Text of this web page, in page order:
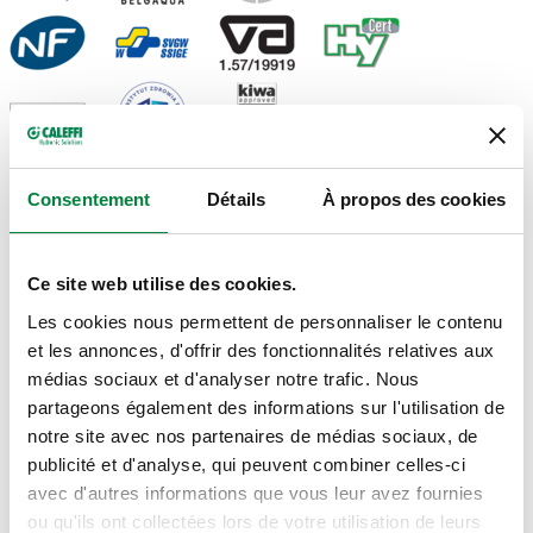
Consentement Détails À propos des cookies
Ce site web utilise des cookies.
Les cookies nous permettent de personnaliser le contenu
et les annonces, d'offrir des fonctionnalités relatives aux
médias sociaux et d'analyser notre trafic. Nous
partageons également des informations sur l'utilisation de
notre site avec nos partenaires de médias sociaux, de
publicité et d'analyse, qui peuvent combiner celles-ci
avec d'autres informations que vous leur avez fournies
ou qu'ils ont collectées lors de votre utilisation de leurs
DESSINS ET SPÉCIFICATIONS
574040
R 1/2" (EN 10226-1) M
raccord union
Dessins 2D